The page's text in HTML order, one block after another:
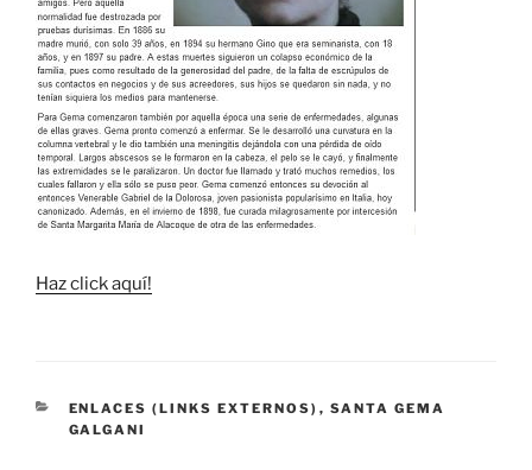
Haz click aquí!
CATEGORÍAS
ENLACES (LINKS EXTERNOS) , SANTA GEMA
GALGANI